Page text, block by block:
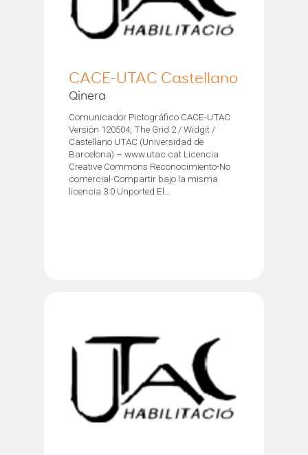
CACE-UTAC Castellano
Qinera
Comunicador Pictográfico CACE-UTAC
Versión 120504, The Grid 2 / Widgit /
Castellano UTAC (Universidad de
Barcelona) – www.utac.cat Licencia
Creative Commons Reconocimiento-No
comercial-Compartir bajo la misma
licencia 3.0 Unported El...